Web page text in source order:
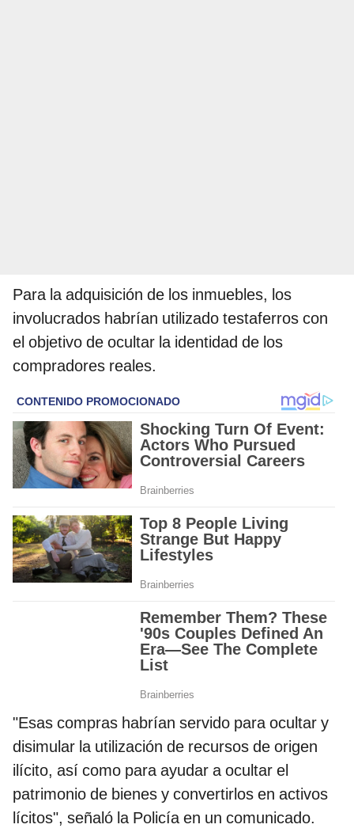
Para la adquisición de los inmuebles, los
involucrados habrían utilizado testaferros con
el objetivo de ocultar la identidad de los
compradores reales.
"Esas compras habrían servido para ocultar y
disimular la utilización de recursos de origen
ilícito, así como para ayudar a ocultar el
patrimonio de bienes y convertirlos en activos
lícitos", señaló la Policía en un comunicado.